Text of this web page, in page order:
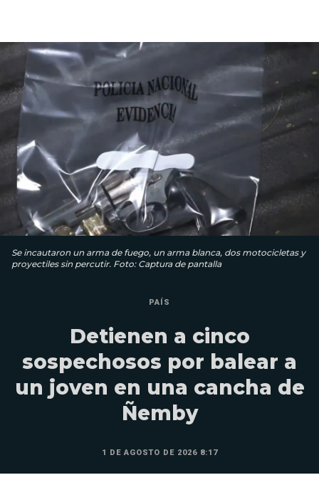
Se incautaron un arma de fuego, un arma blanca, dos motocicletas y
proyectiles sin percutir. Foto: Captura de pantalla
PAÍS
Detienen a cinco
sospechosos por balear a
un joven en una cancha de
Ñemby
1 DE AGOSTO DE 2026 8:17